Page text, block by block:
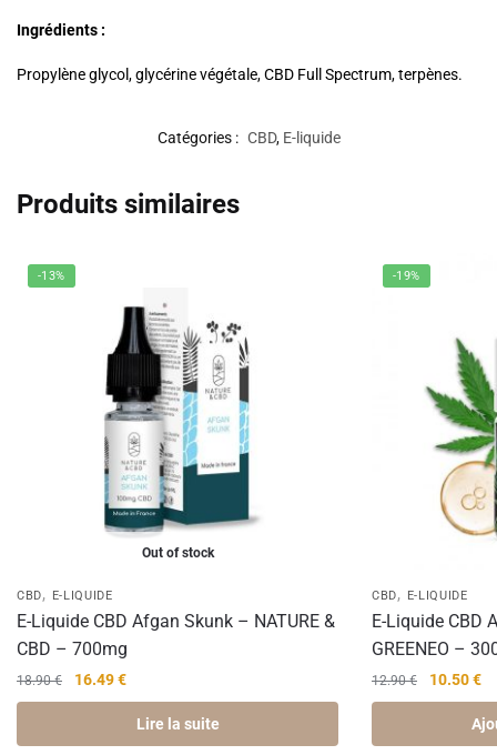
Ingrédients :
Propylène glycol, glycérine végétale, CBD Full Spectrum, terpènes.
Catégories : CBD, E-liquide
Produits similaires
-13%
Out of stock
CBD, E-LIQUIDE
E-Liquide CBD Afgan Skunk – NATURE &
CBD – 700mg
18.90€
Le
prix
16.49€Le
prix
actuel
Lire la suite
-19%
CBD, E-LIQUIDE
E-Liquide CBD
GREENEO –
12.90€
Le
prix
10.50€Le